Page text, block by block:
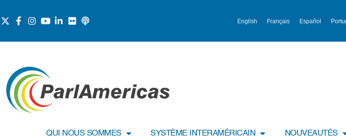
English Français Español
QUI NOUS SOMMES SYSTÈME INTERAMÉRICAIN NOUVEAUTÉS